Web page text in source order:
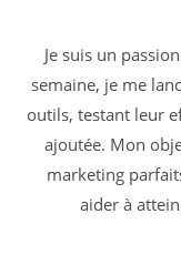
Je suis un
semaine, je me
outils, testant leur
ajoutée. Mon
marketing
aider à